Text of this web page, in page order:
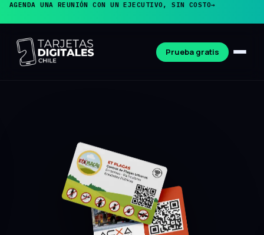
AGENDA UNA REUNIÓN CON UN EJECUTIVO, SIN COSTO→
Prueba gratis